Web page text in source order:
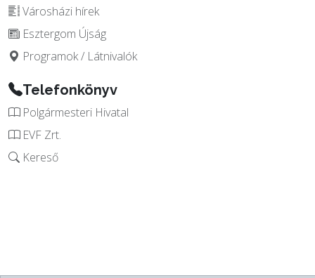
Városházi hírek
Esztergom Újság
Programok / Látnivalók
Telefonkönyv
Polgármesteri Hivatal
EVF Zrt.
Kereső